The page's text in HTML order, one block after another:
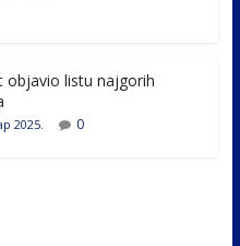
objavio listu najgorih
2025. 0